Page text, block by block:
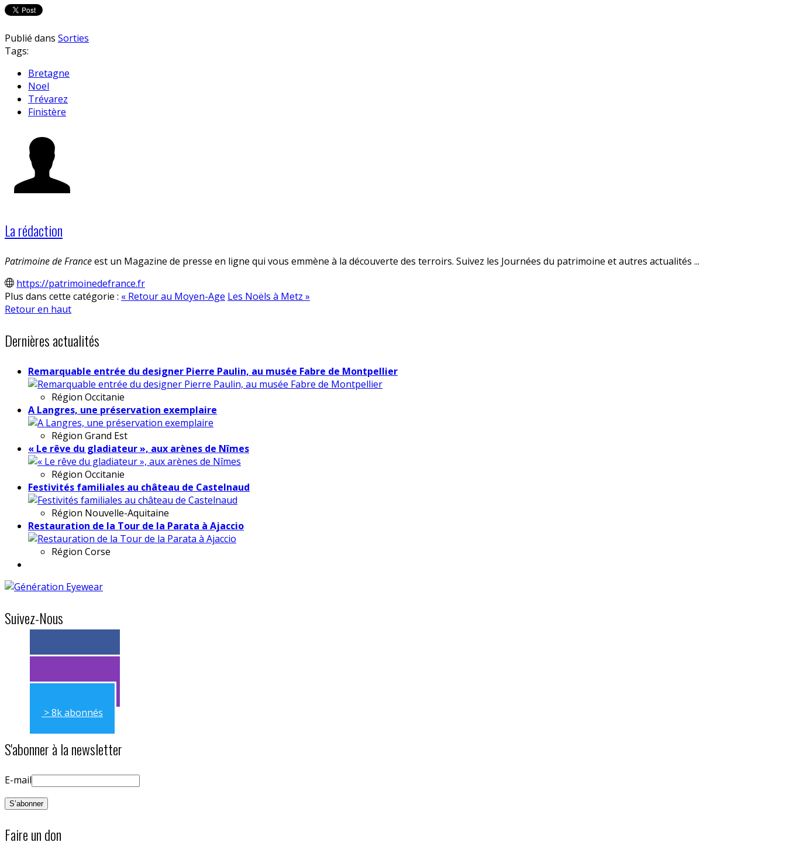
Publié dans Sorties
Tags:
Bretagne
Noel
Trévarez
Finistère
La rédaction
Patrimoine de Franceest un Magazine de presse en ligne qui vous emmène à la découverte des terroirs. Suivez les Journées du patrimoine et autres actualités ...
https://patrimoinedefrance.fr
Plus dans cette catégorie : « Retour au Moyen-Age Les Noëls à Metz »
Retour en haut
Dernières actualités
Remarquable entrée du designer Pierre Paulin, au musée Fabre de Montpellier
Région Occitanie
A Langres, une préservation exemplaire
Région Grand Est
« Le rêve du gladiateur », aux arènes de Nîmes
Région Occitanie
Festivités familiales au château de Castelnaud
Région Nouvelle-Aquitaine
Restauration de la Tour de la Parata à Ajaccio
Région Corse
Suivez-Nous
> 11k abonnés
> 11k abonnés
> 8k abonnés
S'abonner à la newsletter
E-mail
Faire un don